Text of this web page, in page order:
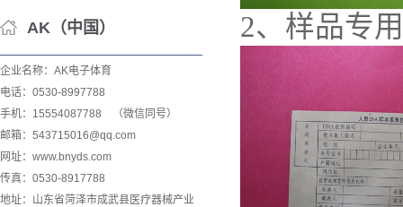
AK（中国）
企业名称：AK电子体育
电话：0530-8997788
手机：15554087788 （微信同号）
邮箱：543715016@qq.com
网址：www.bnyds.com
传真：0530-8917788
地址：山东省菏泽市成武县医疗器械产业
2、样品专